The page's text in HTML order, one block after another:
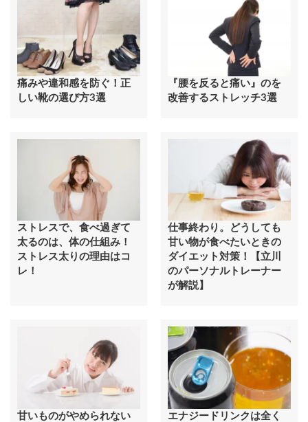
痛みや違和感を防ぐ！正
しい靴の選び方3選
『腰を反ると痛い』のを
改善するストレッチ3選
ストレスで、食べ過ぎて
太るのは、体の仕組み！
ストレス太りの理由はコ
レ！
仕事終わり。どうしても
甘い物が食べたいときの
ダイエット対策！【立川
のパーソナルトレーナー
が解説】
甘いものがやめられない
エナジードリンクは全く